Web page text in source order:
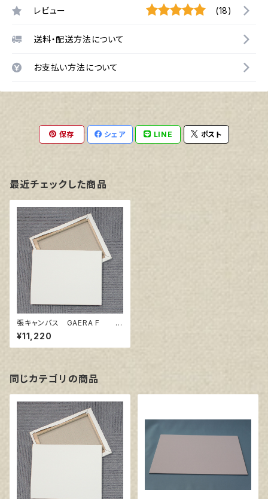
レビュー (18)
送料・配送方法について
お支払い方法について
保存 シェア LINE ポスト
最近チェックした商品
張キャンバス GAERA F S
25 803㎜×803㎜
¥11,220
同じカテゴリの商品